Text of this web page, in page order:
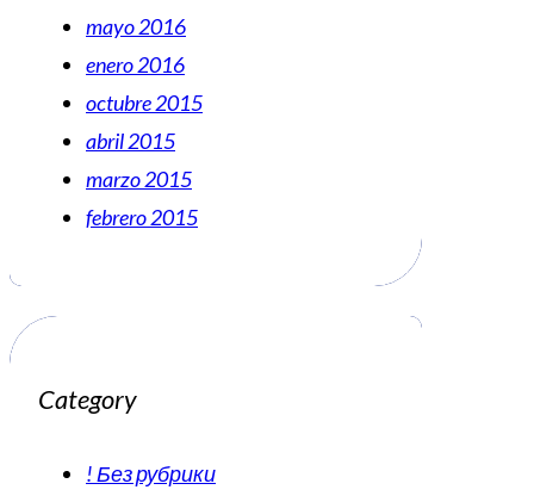
mayo 2016
enero 2016
octubre 2015
abril 2015
marzo 2015
febrero 2015
Category
! Без рубрики